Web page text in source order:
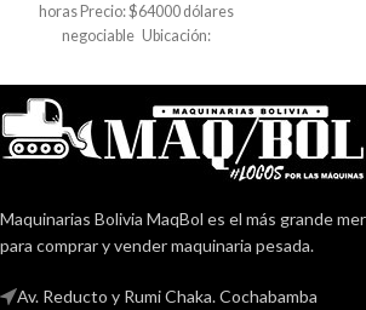
horas Precio: $64000 dólares
negociable Ubicación:
información contactanos o llama al
78333685
Maquinarias Bolivia MaqBol es el más grande
para comprar y vender maquinaria pesada.
Av. Reducto y Rumi Chaka. Cochabamba